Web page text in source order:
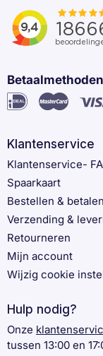
Betaalmethoden
Klantenservice
Klantenservice-
Spaarkaart
Bestellen & betalen
Verzending &
Retourneren
Mijn account
Wijzig cookie
Hulp nodig?
Onze
tussen 13:00 en